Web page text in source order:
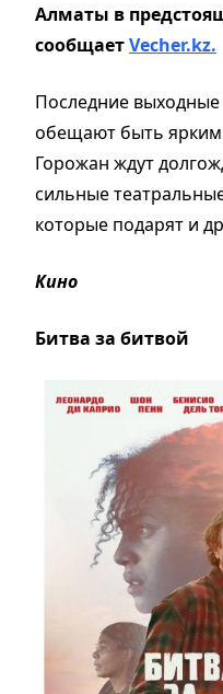
Алматы в
сообщаетVecher.kz.
Последние
обещают быть
Горожан ждут
сильные
которые подарят и
Кино
Битва за битвой